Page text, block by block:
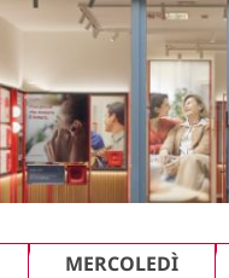
MERCOLEDÌ